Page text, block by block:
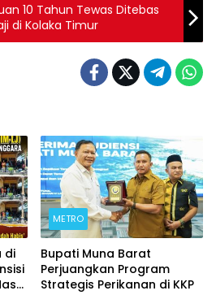
10 Tahun Tewas Ditebas
di Kolaka Timur
di
METRO
Bupati Muna Barat
Perjuangkan Program
Strategis Perikanan di KKP